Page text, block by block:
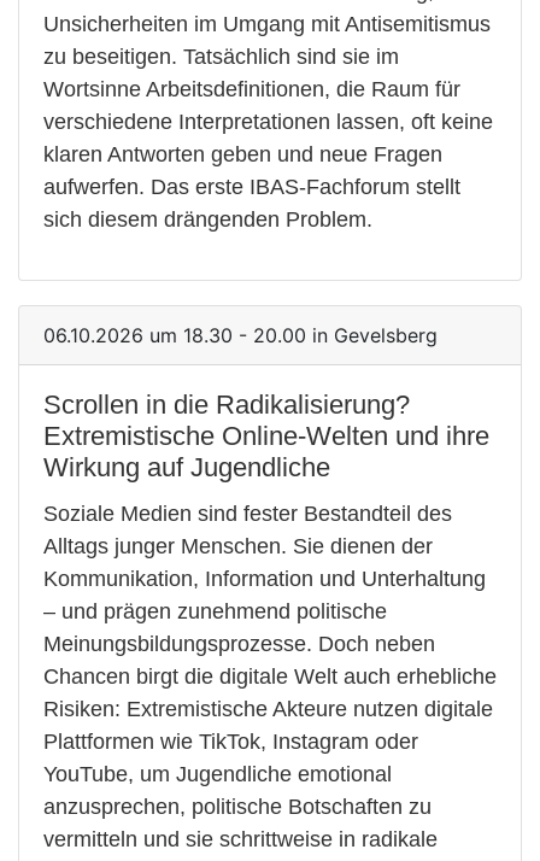
Unsicherheiten im Umgang mit Antisemitismus
zu beseitigen. Tatsächlich sind sie im
Wortsinne Arbeitsdefinitionen, die Raum für
verschiedene Interpretationen lassen, oft keine
klaren Antworten geben und neue Fragen
aufwerfen. Das erste IBAS-Fachforum stellt
sich diesem drängenden Problem.
06.10.2026 um 18.30 - 20.00 in Gevelsberg
Scrollen in die Radikalisierung?
Extremistische Online-Welten und ihre
Wirkung auf Jugendliche
Soziale Medien sind fester Bestandteil des
Alltags junger Menschen. Sie dienen der
Kommunikation, Information und Unterhaltung
– und prägen zunehmend politische
Meinungsbildungsprozesse. Doch neben
Chancen birgt die digitale Welt auch erhebliche
Risiken: Extremistische Akteure nutzen digitale
Plattformen wie TikTok, Instagram oder
YouTube, um Jugendliche emotional
anzusprechen, politische Botschaften zu
vermitteln und sie schrittweise in radikale